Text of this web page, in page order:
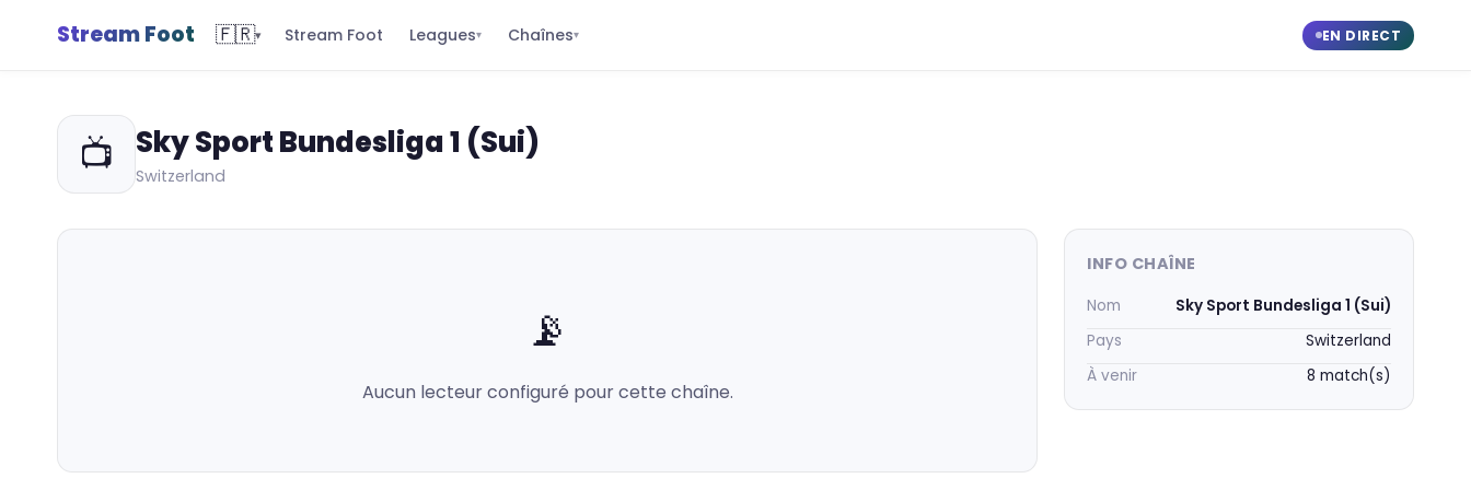
Stream Foot 🇫🇷▾ Stream Foot Leagues▾ Chaînes▾ EN DIRECT
📺 Sky Sport Bundesliga 1 (Sui)
Switzerland
📡
Aucun lecteur configuré pour cette chaîne.
INFO CHAÎNE
Nom
Sky Sport Bundesliga 1 (Sui)
Pays
Switzerland
À venir
8 match(s)